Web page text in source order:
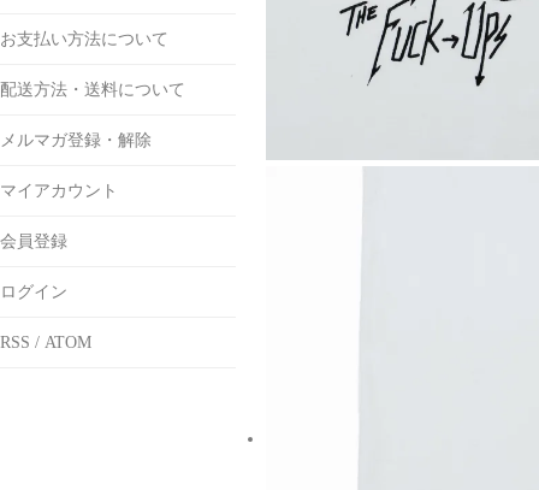
お支払い方法について
配送方法・送料について
メルマガ登録・解除
マイアカウント
会員登録
ログイン
RSS / ATOM